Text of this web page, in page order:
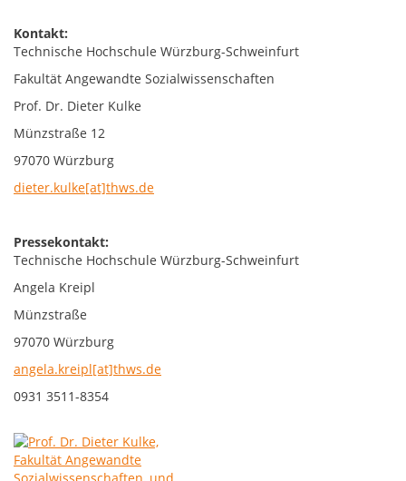
Kontakt:
Technische Hochschule Würzburg-Schweinfurt
Fakultät Angewandte Sozialwissenschaften
Prof. Dr. Dieter Kulke
Münzstraße 12
97070 Würzburg
dieter.kulke[at]thws.de
Pressekontakt:
Technische Hochschule Würzburg-Schweinfurt
Angela Kreipl
Münzstraße
97070 Würzburg
angela.kreipl[at]thws.de
0931 3511-8354